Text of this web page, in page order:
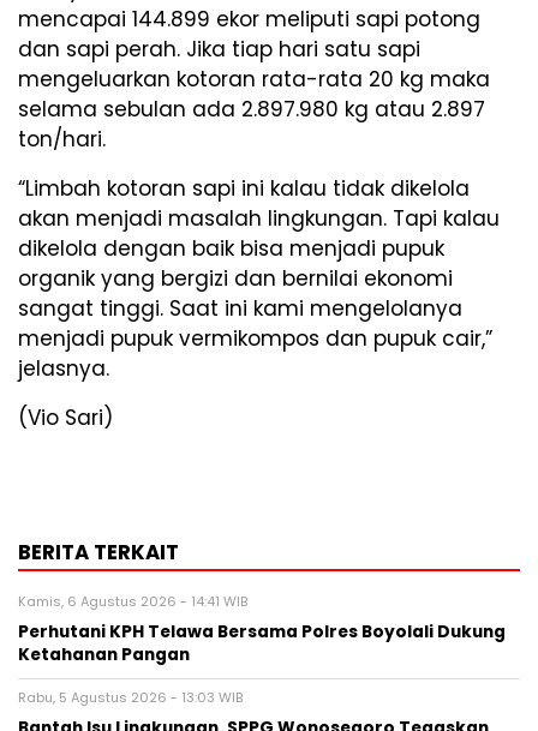
mencapai 144.899 ekor meliputi sapi potong
dan sapi perah. Jika tiap hari satu sapi
mengeluarkan kotoran rata-rata 20 kg maka
selama sebulan ada 2.897.980 kg atau 2.897
ton/hari.
“Limbah kotoran sapi ini kalau tidak dikelola
akan menjadi masalah lingkungan. Tapi kalau
dikelola dengan baik bisa menjadi pupuk
organik yang bergizi dan bernilai ekonomi
sangat tinggi. Saat ini kami mengelolanya
menjadi pupuk vermikompos dan pupuk cair,”
jelasnya.
(Vio Sari)
BERITA TERKAIT
Kamis, 6 Agustus 2026 - 14:41 WIB
Perhutani KPH Telawa Bersama Polres Boyolali Dukung
Ketahanan Pangan
Rabu, 5 Agustus 2026 - 13:03 WIB